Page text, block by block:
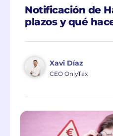
Notificación de
plazos y qué
Xavi Díaz
CEO OnlyTax